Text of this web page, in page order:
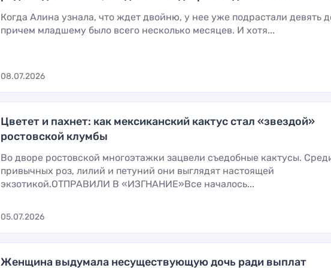
Когда Алина узнала, что ждет двойню, у нее уже подрастали девять
причем младшему было всего несколько месяцев. И хотя...
08.07.2026
Цветет и пахнет: как мексиканский кактус стал «звездой»
ростовской клумбы
Во дворе ростовской многоэтажки зацвели съедобные кактусы.
привычных роз, лилий и петуний они выглядят настоящей
экзотикой.ОТПРАВИЛИ В «ИЗГНАНИЕ»Все началось...
05.07.2026
Женщина выдумала несуществующую дочь ради выплат